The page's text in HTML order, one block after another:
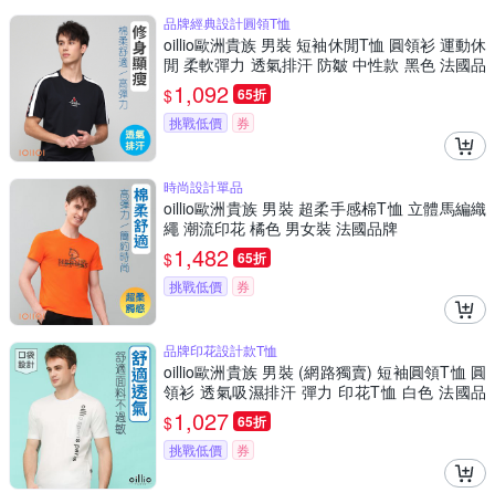
品牌經典設計圓領T恤
oillio歐洲貴族 男裝 短袖休閒T恤 圓領衫 運動休
閒 柔軟彈力 透氣排汗 防皺 中性款 黑色 法國品
牌
$1,092 65折
挑戰低價 券
時尚設計單品
oillio歐洲貴族 男裝 超柔手感棉T恤 立體馬編織
繩 潮流印花 橘色 男女裝 法國品牌
$1,482 65折
挑戰低價 券
品牌印花設計款T恤
oillio歐洲貴族 男裝 (網路獨賣) 短袖圓領T恤 圓
領衫 透氣吸濕排汗 彈力 印花T恤 白色 法國品
牌
$1,027 65折
挑戰低價 券